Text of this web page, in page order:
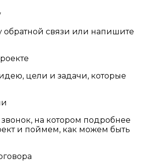
обратной связи или напишите
цели и задачи, которые
на котором подробнее
и поймем, как можем быть